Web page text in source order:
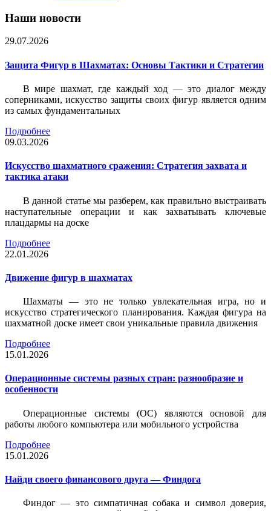
Наши новости
29.07.2026
Защита Фигур в Шахматах: Основы Тактики и Стратегии
В мире шахмат, где каждый ход — это диалог между
соперниками, искусство защиты своих фигур является одним
из самых фундаментальных
Подробнее
09.03.2026
Искусство шахматного сражения: Стратегия захвата и
тактика атаки
В данной статье мы разберем, как правильно выстраивать
наступательные операции и как захватывать ключевые
плацдармы на доске
Подробнее
22.01.2026
Движение фигур в шахматах
Шахматы — это не только увлекательная игра, но и
искусство стратегического планирования. Каждая фигура на
шахматной доске имеет свои уникальные правила движения
Подробнее
15.01.2026
Операционные системы разных стран: разнообразие и
особенности
Операционные системы (ОС) являются основой для
работы любого компьютера или мобильного устройства
Подробнее
15.01.2026
Найди своего финансового друга — Финдога
Финдог — это симпатичная собака и символ доверия,